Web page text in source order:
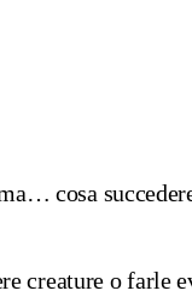
cosa
creature o farle